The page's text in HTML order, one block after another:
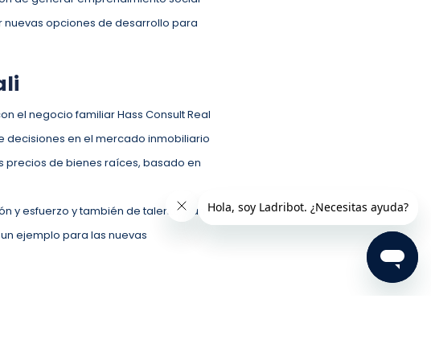
opciones de desarrollo para
el negocio familiar Hass Consult Real
decisiones en el mercado inmobiliario
precios de bienes raíces, basado en
y esfuerzo y también de talento, han
ejemplo para las nuevas